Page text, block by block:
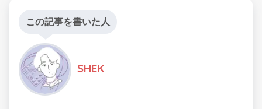
この記事を書いた人
SHEK